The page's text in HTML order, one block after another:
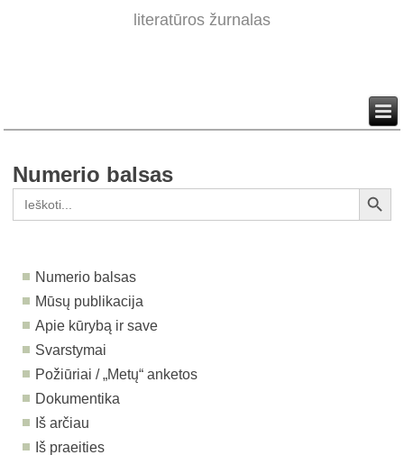
literatūros žurnalas
Numerio balsas
for:
Search Button
Numerio balsas
Mūsų publikacija
Apie kūrybą ir save
Svarstymai
Požiūriai / „Metų“ anketos
Dokumentika
Iš arčiau
Iš praeities